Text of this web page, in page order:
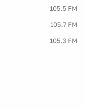
105.5 FM
105.7 FM
105.3 FM